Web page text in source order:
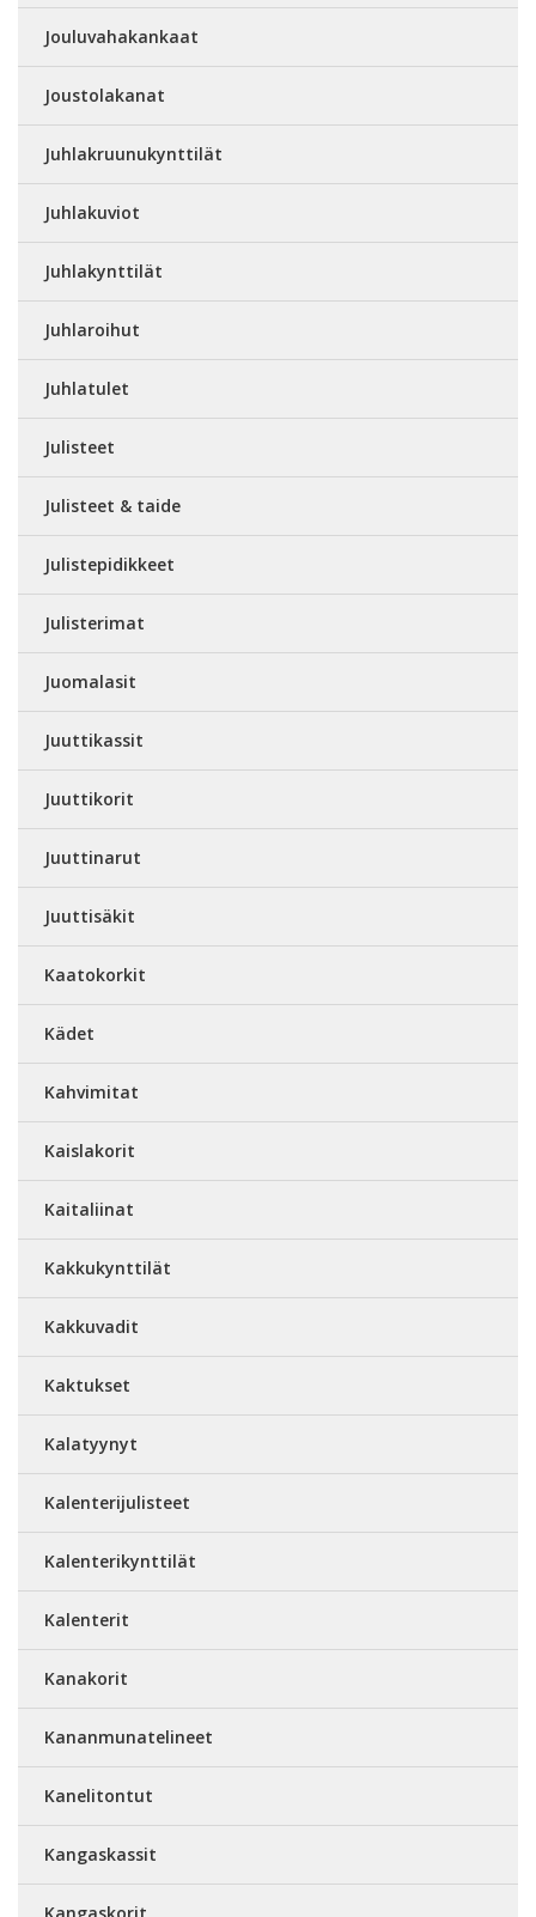
Jouluvahakankaat
Joustolakanat
Juhlakruunukynttilät
Juhlakuviot
Juhlakynttilät
Juhlaroihut
Juhlatulet
Julisteet
Julisteet & taide
Julistepidikkeet
Julisterimat
Juomalasit
Juuttikassit
Juuttikorit
Juuttinarut
Juuttisäkit
Kaatokorkit
Kädet
Kahvimitat
Kaislakorit
Kaitaliinat
Kakkukynttilät
Kakkuvadit
Kaktukset
Kalatyynyt
Kalenterijulisteet
Kalenterikynttilät
Kalenterit
Kanakorit
Kananmunatelineet
Kanelitontut
Kangaskassit